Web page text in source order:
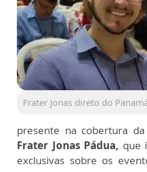
Frater Jonas direto do
presente na cobertura
Frater Jonas Pádua, que
exclusivas sobre os